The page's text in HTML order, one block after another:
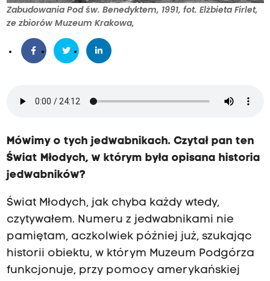
Zabudowania Pod św. Benedyktem, 1991, fot. Elżbieta Firlet,
ze zbiorów Muzeum Krakowa,
Mówimy o tych jedwabnikach. Czytał pan ten
Świat Młodych, w którym była opisana historia
jedwabników?
Świat Młodych, jak chyba każdy wtedy,
czytywałem. Numeru z jedwabnikami nie
pamiętam, aczkolwiek później już, szukając
historii obiektu, w którym Muzeum Podgórza
funkcjonuje, przy pomocy amerykańskiej